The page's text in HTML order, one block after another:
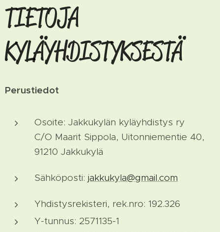
TIETOJA
KYLÄYHDISTYKSESTÄ
Perustiedot
Osoite: Jakkukylän kyläyhdistys ry
C/O Maarit Sippola, Uitonniementie 40,
91210 Jakkukylä
Sähköposti: jakkukyla@gmail.com
Yhdistysrekisteri, rek.nro: 192.326
Y-tunnus: 2571135-1